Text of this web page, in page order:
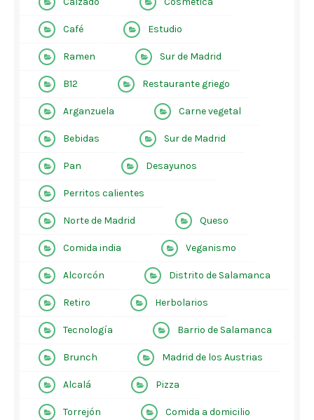
Café Estudio
Ramen Sur de Madrid
B12 Restaurante griego
Arganzuela Carne vegetal
Bebidas Sur de Madrid
Pan Desayunos
Perritos calientes
Norte de Madrid Queso
Comida india Veganismo
Alcorcón Distrito de Salamanca
Retiro Herbolarios
Tecnología Barrio de Salamanca
Brunch Madrid de los Austrias
Alcalá Pizza
Torrejón Comida a domicilio